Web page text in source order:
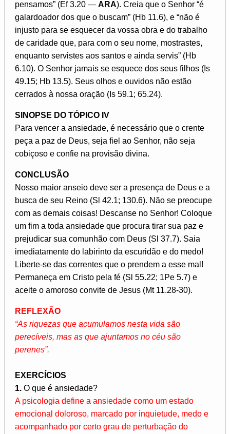
pensamos” (Ef 3.20 — ARA). Creia que o Senhor “é
galardoador dos que o buscam” (Hb 11.6), e “não é
injusto para se esquecer da vossa obra e do trabalho
de caridade que, para com o seu nome, mostrastes,
enquanto servistes aos santos e ainda servis” (Hb
6.10). O Senhor jamais se esquece dos seus filhos (Is
49.15; Hb 13.5). Seus olhos e ouvidos não estão
cerrados à nossa oração (Is 59.1; 65.24).
SINOPSE DO TÓPICO IV
Para vencer a ansiedade, é necessário que o crente
peça a paz de Deus, seja fiel ao Senhor, não seja
cobiçoso e confie na provisão divina.
CONCLUSÃO
Nosso maior anseio deve ser a presença de Deus e a
busca de seu Reino (Sl 42.1; 130.6). Não se preocupe
com as demais coisas! Descanse no Senhor! Coloque
um fim a toda ansiedade que procura tirar sua paz e
prejudicar sua comunhão com Deus (Sl 37.7). Saia
imediatamente do labirinto da escuridão e do medo!
Liberte-se das correntes que o prendem a esse mal!
Permaneça em Cristo pela fé (Sl 55.22; 1Pe 5.7) e
aceite o amoroso convite de Jesus (Mt 11.28-30).
REFLEXÃO
“As riquezas que acumulamos nesta vida são
perecíveis, mas as que ajuntamos no céu são
perenes”.
EXERCÍCIOS
1. O que é ansiedade?
A psicologia define a ansiedade como um estado
emocional doloroso, marcado por inquietude, medo e
acompanhado por certo grau de perturbação do